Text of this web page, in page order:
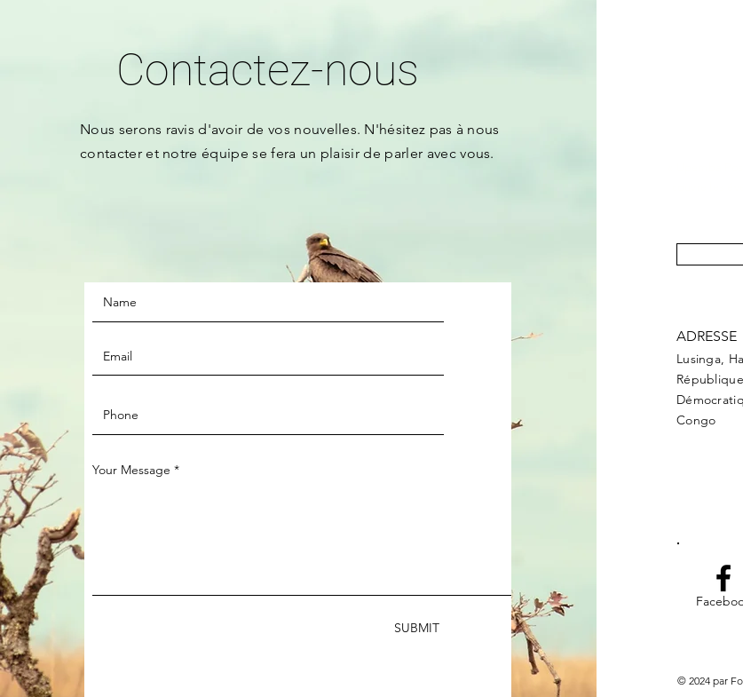
Contactez-nous
Nous serons ravis d'avoir de vos nouvelles. N'hésitez pas à nous
contacter et notre équipe se fera un plaisir de parler avec vous.
Your Message
SUBMIT
ADRESSE
Lusinga,
République
Congo
© 2024 par